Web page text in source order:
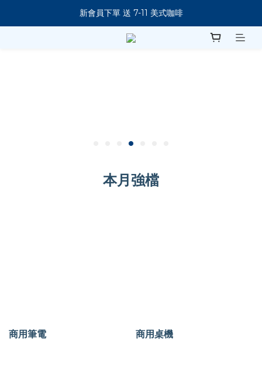
新會員下單 送 7-11 美式咖啡
新會員下單 送 7-11 美式咖啡
購買筆電 即加贈防震包
本月強檔
商用筆電 商用桌機